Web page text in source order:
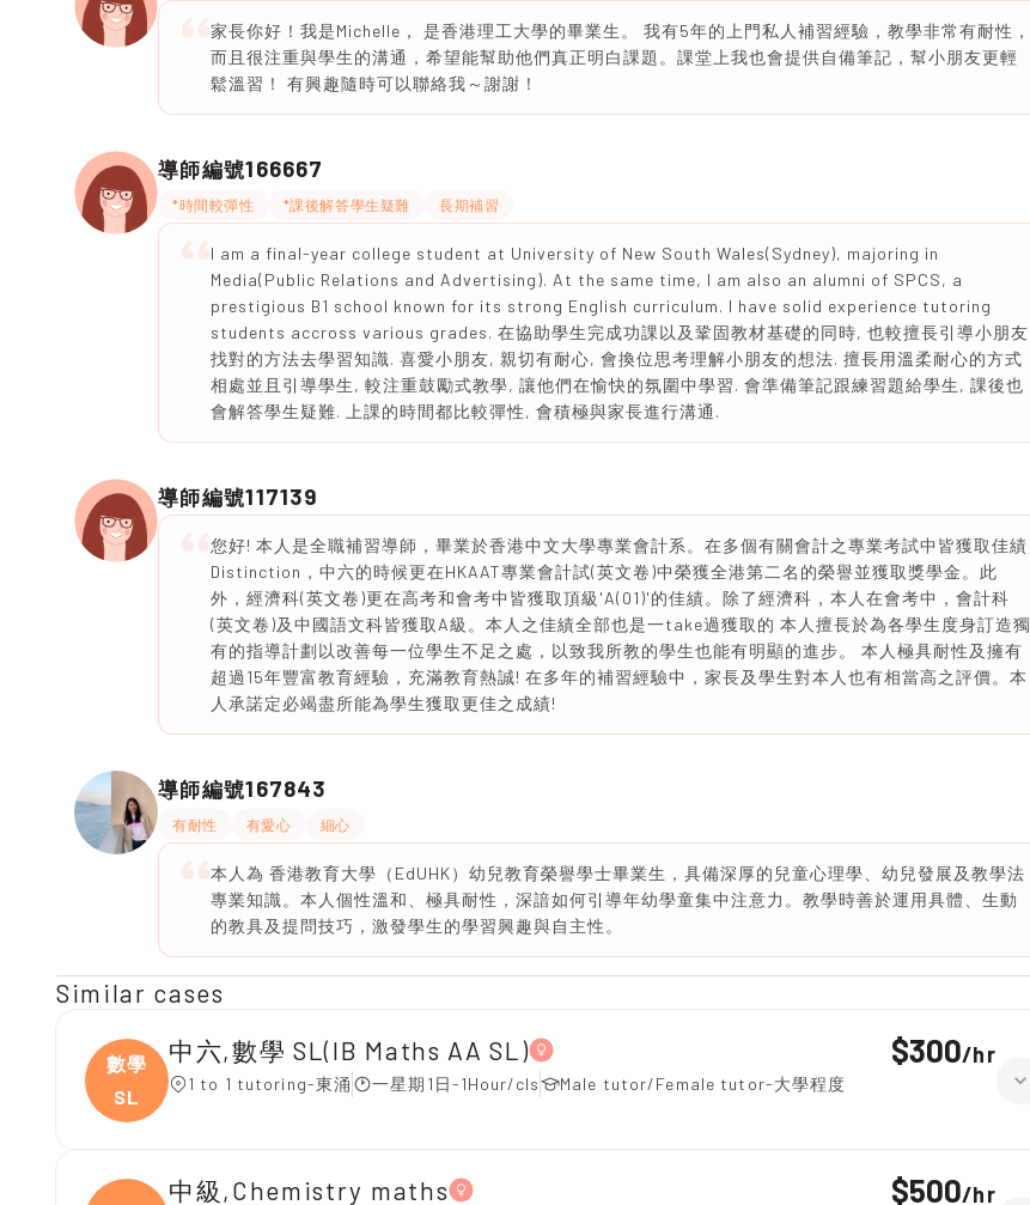
家長你好！我是Michelle， 是香港理工大學的畢業生。 我有5年的上門私人補習經驗，教學非常有耐性，
而且很注重與學生的溝通，希望能幫助他們真正明白課題。課堂上我也會提供自備筆記，幫小朋友更輕
鬆溫習！ 有興趣隨時可以聯絡我～謝謝！
導師編號166667
*時間較彈性 *課後解答學生疑難 長期補習
I am a final-year college student at University of New South Wales(Sydney), majoring in
Media(Public Relations and Advertising). At the same time, I am also an alumni of SPCS, a
prestigious B1 school known for its strong English curriculum. I have solid experience tutoring
students accross various grades. 在協助學生完成功課以及鞏固教材基礎的同時, 也較擅長引導小朋友
找對的方法去學習知識. 喜愛小朋友, 親切有耐心, 會換位思考理解小朋友的想法. 擅長用溫柔耐心的方式
相處並且引導學生, 較注重鼓勵式教學, 讓他們在愉快的氛圍中學習. 會準備筆記跟練習題給學生, 課後也
會解答學生疑難. 上課的時間都比較彈性, 會積極與家長進行溝通.
導師編號117139
您好! 本人是全職補習導師，畢業於香港中文大學專業會計系。在多個有關會計之專業考試中皆獲取佳績
Distinction，中六的時候更在HKAAT專業會計試(英文卷)中榮獲全港第二名的榮譽並獲取獎學金。此
外，經濟科(英文卷)更在高考和會考中皆獲取頂級'A(01)'的佳績。除了經濟科，本人在會考中，會計科
(英文卷)及中國語文科皆獲取A級。本人之佳績全部也是一take過獲取的 本人擅長於為各學生度身訂造獨
有的指導計劃以改善每一位學生不足之處，以致我所教的學生也能有明顯的進步。 本人極具耐性及擁有
超過15年豐富教育經驗，充滿教育熱誠! 在多年的補習經驗中，家長及學生對本人也有相當高之評價。本
人承諾定必竭盡所能為學生獲取更佳之成績!
導師編號167843
有耐性 有愛心 細心
本人為 香港教育大學（EdUHK）幼兒教育榮譽學士畢業生，具備深厚的兒童心理學、幼兒發展及教學法
專業知識。本人個性溫和、極具耐性，深諳如何引導年幼學童集中注意力。教學時善於運用具體、生動
的教具及提問技巧，激發學生的學習興趣與自主性。
Similar cases
數學
SL
中六,數學 SL(IB Maths AA SL)
1 to 1 tutoring-東涌 一星期1日-1Hour/cls Male tutor/Female tutor-大學程度
$300/hr
中級,Chemistry maths $500/hr